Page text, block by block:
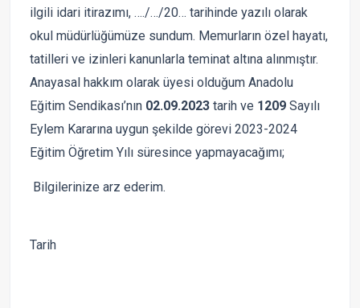
ilgili idari itirazımı, …./…/20… tarihinde yazılı olarak
okul müdürlüğümüze sundum. Memurların özel hayatı,
tatilleri ve izinleri kanunlarla teminat altına alınmıştır.
Anayasal hakkım olarak üyesi olduğum Anadolu
Eğitim Sendikası’nın 02.09.2023 tarih ve 1209 Sayılı
Eylem Kararına uygun şekilde görevi 2023-2024
Eğitim Öğretim Yılı süresince yapmayacağımı;
Bilgilerinize arz ederim.
Tarih